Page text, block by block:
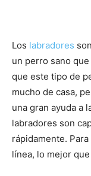
Los labradores
un perro sano
que este tipo de
mucho de casa,
una gran ayuda a
labradores son
rápidamente.
línea, lo mejor